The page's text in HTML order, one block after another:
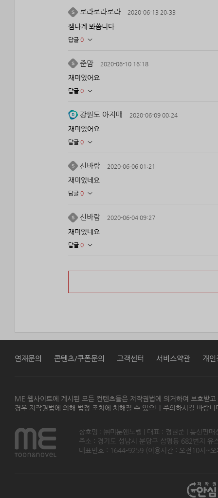
로라로라로라 2020-06-13 20:33
잼나게 봐씀니다
답글 0
준맘 2020-06-10 16:18
재미있어요
답글 0
강원도 아지매 2020-06-09 00:24
재미있어요
답글 0
신바람 2020-06-06 01:21
재미있네요
답글 0
신바람 2020-06-04 09:27
재미있네요
답글 0
연재문의 콘텐츠/쿠폰문의 고객센터 서비스약관 개인
ME 웹사이트에 게시된 모든 컨텐츠들은 저작권법에 의거하여 보호받
경우 저작권법에 의해 법정 조치에 처해질 수 있으니 주의하시길 바랍니
상호명 : ㈜미툰앤노벨 | 대표 : 정현준 | 통신판
주소 : 경기도 성남시 분당구 삼평동 682번지
대표번호 : 1644-9259 (이용시간 : 오전10시~